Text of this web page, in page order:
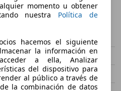
05/2019
Ocasión
Automático
momento u obtener
nuestra Política de
hacemos el siguiente
la información en
a ella, Analizar
del dispositivo para
al público a través de
la combinación de datos